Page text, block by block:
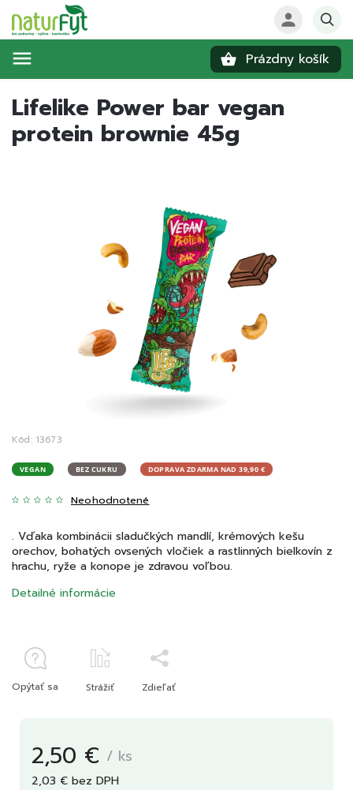
Prázdny košík
Lifelike Power bar vegan
protein brownie 45g
Kód: 13673
VEGAN BEZ CUKRU DOPRAVA ZDARMA NAD 39,90 €
Neohodnotené
2,50 € / ks
2,03 € bez DPH
. Vďaka kombinácii sladučkých mandlí, krémových kešu
orechov, bohatých ovsených vločiek a rastlinných bielkovín z
hrachu, ryže a konope je zdravou voľbou.
Detailné informácie
Opýtať sa Strážiť Zdieľať